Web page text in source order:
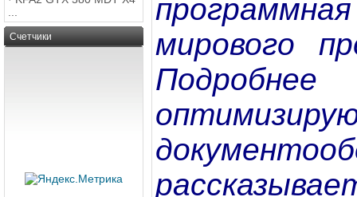
Счетчики
мирового
Подробнее